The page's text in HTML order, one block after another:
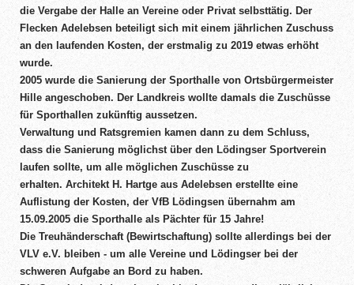
die Vergabe der Halle an Vereine oder Privat selbsttätig. Der
Flecken Adelebsen beteiligt sich mit einem jährlichen Zuschuss
an den laufenden Kosten, der erstmalig zu 2019 etwas erhöht
wurde.
2005 wurde die Sanierung der Sporthalle von Ortsbürgermeister
Hille angeschoben. Der Landkreis wollte damals die Zuschüsse
für Sporthallen zukünftig aussetzen.
Verwaltung und Ratsgremien kamen dann zu dem Schluss,
dass die Sanierung möglichst über den Lödingser Sportverein
laufen sollte, um alle möglichen Zuschüsse zu
erhalten. Architekt H. Hartge aus Adelebsen erstellte eine
Auflistung der Kosten, der VfB Lödingsen übernahm am
15.09.2005 die Sporthalle als Pächter für 15 Jahre!
Die Treuhänderschaft (Bewirtschaftung) sollte allerdings bei der
VLV e.V. bleiben - um alle Vereine und Lödingser bei der
schweren Aufgabe an Bord zu haben.